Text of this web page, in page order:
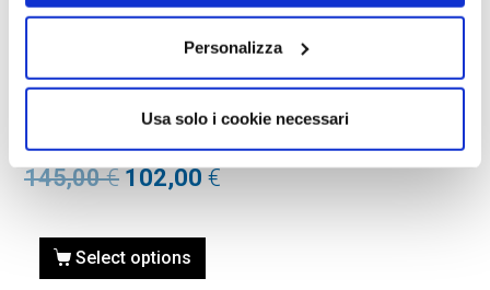
Personalizza
Usa solo i cookie necessari
OCCHIALI DA VISTA
OCCHIALE DA VISTA
1188 SATIN BROWN/ROSE
145,00€ 102,00 €
Select options